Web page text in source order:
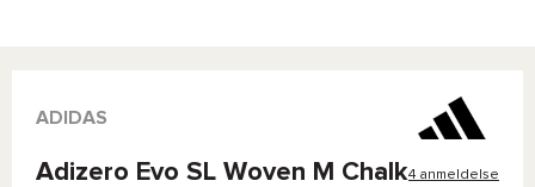
ADIDAS
Adizero Evo SL Woven M Chalk4 anmeldelse